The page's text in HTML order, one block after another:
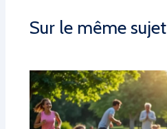
Sur le même sujet